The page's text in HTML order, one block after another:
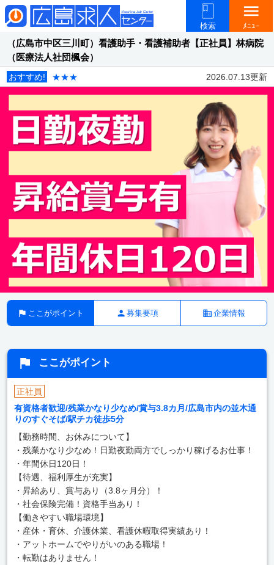
検索
menu
ﾒﾆｭｰ
（広島市中区三川町）看護助手・看護補助者【正社員】林病院
（医療法人社団楓会）
おすすめ! ★★★ 2026.07.13更新
ここがポイント 募集要項 企業情報
ここがポイント
正社員
有資格者歓迎/残業かなり少なめ/賞与3.8カ月/広島市内の並木通
りのすぐそば/駅チカ徒歩5分
【勤務時間、お休みについて】
・残業かなり少なめ！日勤夜勤両方でしっかり稼げるお仕事！
・年間休日120日！
【待遇、福利厚生が充実】
・昇給あり、賞与あり（3.8ヶ月分）！
・社会保険完備！資格手当あり！
【働きやすい職場環境】
・産休・育休、介護休業、看護休暇取得実績あり！
・アットホームでやりがいのある職場！
・転勤はありません！